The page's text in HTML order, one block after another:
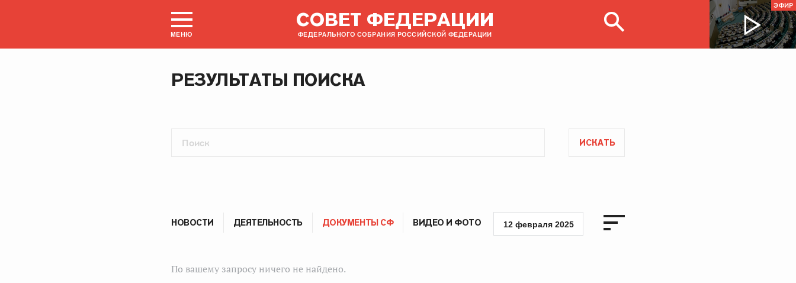
МЕНЮ
СОВЕТ ФЕДЕРАЦИИ
ФЕДЕРАЛЬНОГО СОБРАНИЯ РОССИЙСКОЙ ФЕДЕРАЦИИ
ЭФИР
РЕЗУЛЬТАТЫ ПОИСКА
ИСКАТЬ
НОВОСТИ ДЕЯТЕЛЬНОСТЬ ДОКУМЕНТЫ СФ ВИДЕО И ФОТО 12 февраля 2025
По вашему запросу ничего не найдено.